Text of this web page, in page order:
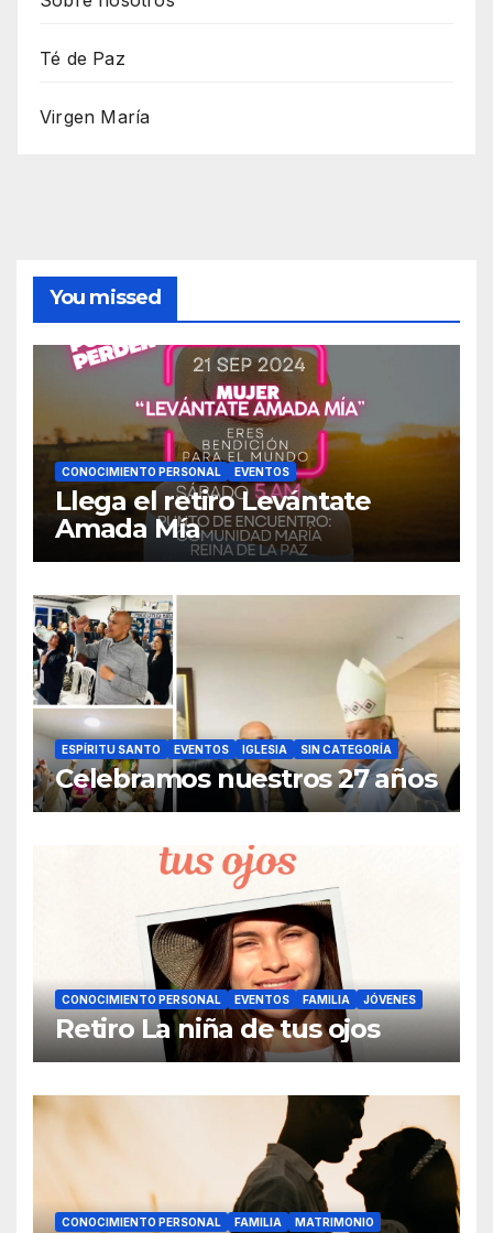
Té de Paz
Virgen María
You missed
CONOCIMIENTO PERSONAL EVENTOS
Llega el retiro Levántate
Amada Mía
ESPÍRITU SANTO EVENTOS IGLESIA SIN CATEGORÍA
Celebramos nuestros 27 años
CONOCIMIENTO PERSONAL EVENTOS FAMILIA JÓVENES
Retiro La niña de tus ojos
CONOCIMIENTO PERSONAL FAMILIA MATRIMONIO